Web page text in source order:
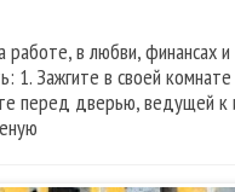
работе, в любви,
1. Зажгите в своей
перед дверью, ведущей к